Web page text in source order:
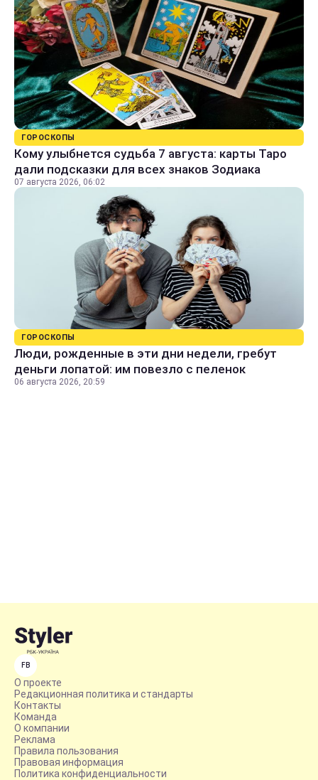
ГОРОСКОПЫ
Кому улыбнется судьба 7 августа: карты Таро
дали подсказки для всех знаков Зодиака
07 августа 2026, 06:02
ГОРОСКОПЫ
Люди, рожденные в эти дни недели, гребут
деньги лопатой: им повезло с пеленок
06 августа 2026, 20:59
FB
О проекте
Редакционная политика и стандарты
Контакты
Команда
О компании
Реклама
Правила пользования
Правовая информация
Политика конфиденциальности